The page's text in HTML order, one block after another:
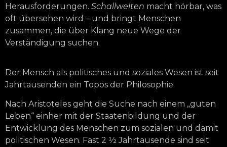
Herausforderungen. Schallwelten macht hörbar, was
oft übersehen wird – und bringt Menschen
zusammen, die über Klang neue Wege der
Verständigung suchen.
Der Mensch als politisches und soziales Wesen ist seit
Jahrtausenden ein Topos der Philosophie.
Nach Aristoteles geht die Suche nach einem „guten
Leben“ einher mit der Staatenbildung und der
Entwicklung des Menschen zum sozialen und damit
politischen Wesen. Fast 2 ½ Jahrtausende sind seit